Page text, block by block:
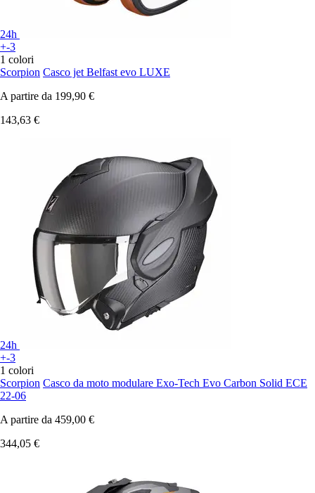
24h
+-3
1 colori
Scorpion Casco jet Belfast evo LUXE
A partire da 199,90 €
143,63 €
24h
+-3
1 colori
Scorpion Casco da moto modulare Exo-Tech Evo Carbon Solid ECE
22-06
A partire da 459,00 €
344,05 €